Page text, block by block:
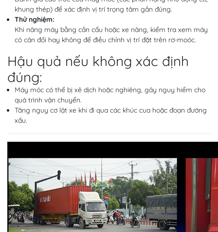
khung thép) để xác định vị trí trọng tâm gần đúng.
Thử nghiệm:
Khi nâng máy bằng cần cẩu hoặc xe nâng, kiểm tra xem máy
có cân đối hay không để điều chỉnh vị trí đặt trên rơ-moóc.
Hậu quả nếu không xác định
đúng:
Máy móc có thể bị xê dịch hoặc nghiêng, gây nguy hiểm cho
quá trình vận chuyển.
Tăng nguy cơ lật xe khi đi qua các khúc cua hoặc đoạn đường
xấu.